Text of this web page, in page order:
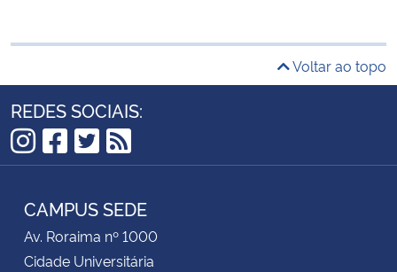
Voltar ao topo
REDES SOCIAIS:
Instagram
Facebook
Twitter
RSS
CAMPUS SEDE
Av. Roraima nº 1000
Cidade Universitária